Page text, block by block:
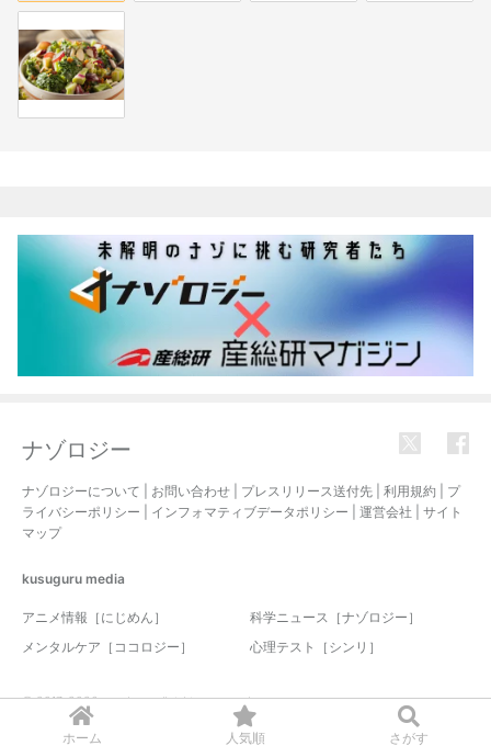
ホーム 人気順 さがす
ナゾロジー
ナゾロジーについて お問い合わせ プレスリリース送付先 利用規約
プ
ライバシーポリシー
インフォマティブデータポリシー 運営会社
サイト
マップ
kusuguru media
アニメ情報［にじめん］
科学ニュース［ナゾロジー］
メンタルケア［ココロジー］
心理テスト［シンリ］
© 2017-2026 nazology. all rights reserved.